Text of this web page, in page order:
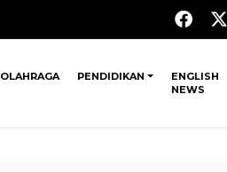
OLAHRAGA PENDIDIKAN
ENGLISH
NEWS